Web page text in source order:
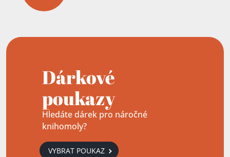
Dárkové
poukazy
Hledáte dárek pro náročné
knihomoly?
VYBRAT POUKAZ